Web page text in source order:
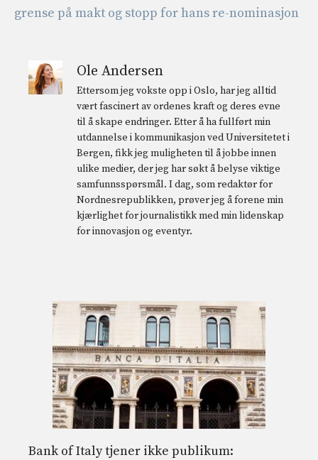
grense på makt og stopp for hans re-nominasjon
Ole Andersen
Ettersom jeg vokste opp i Oslo, har jeg alltid
vært fascinert av ordenes kraft og deres evne
til å skape endringer. Etter å ha fullført min
utdannelse i kommunikasjon ved Universitetet i
Bergen, fikk jeg muligheten til å jobbe innen
ulike medier, der jeg har søkt å belyse viktige
samfunnsspørsmål. I dag, som redaktør for
Nordnesrepublikken, prøver jeg å forene min
kjærlighet for journalistikk med min lidenskap
for innovasjon og eventyr.
Bank of Italy tjener ikke publikum: